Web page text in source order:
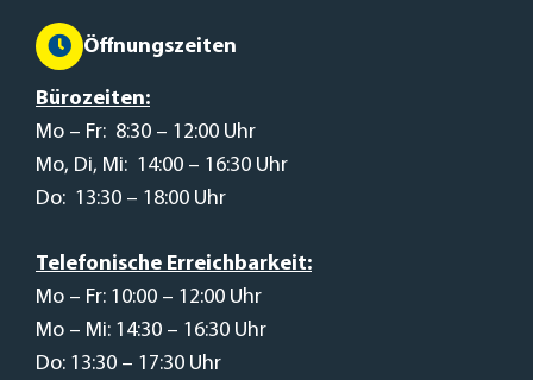
Öffnungszeiten
Bürozeiten:
Mo – Fr: 8:30 – 12:00 Uhr
Mo, Di, Mi: 14:00 – 16:30 Uhr
Do: 13:30 – 18:00 Uhr
Telefonische Erreichbarkeit:
Mo – Fr: 10:00 – 12:00 Uhr
Mo – Mi: 14:30 – 16:30 Uhr
Do: 13:30 – 17:30 Uhr